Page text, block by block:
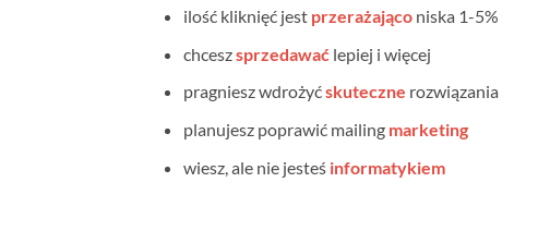
ilość kliknięć jest przerażająco niska 1-5%
chceszsprzedawać lepiej i więcej
pragniesz wdrożyćskuteczne rozwiązania
planujesz poprawić mailing marketing
wiesz, ale nie jesteś informatykiem